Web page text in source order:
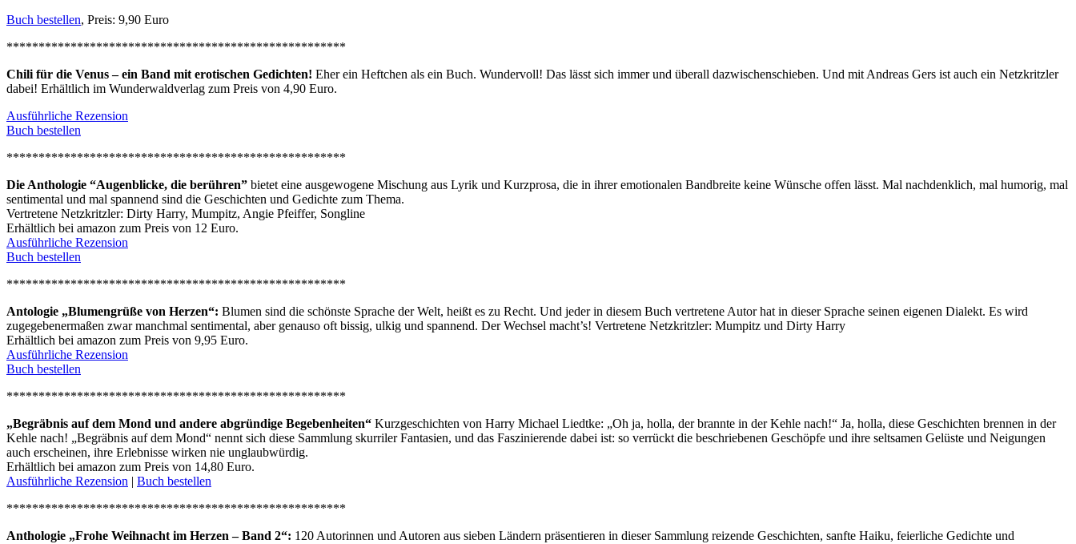
Buch bestellen, Preis: 9,90 Euro
*****************************************************
Chili für die Venus – ein Band mit erotischen Gedichten! Eher ein Heftchen als ein Buch. Wundervoll! Das lässt sich immer und überall dazwischenschieben. Und mit Andreas Gers ist auch ein Netzkritzler
dabei! Erhältlich im Wunderwaldverlag zum Preis von 4,90 Euro.
Ausführliche Rezension
Buch bestellen
*****************************************************
Die Anthologie “Augenblicke, die berühren” bietet eine ausgewogene Mischung aus Lyrik und Kurzprosa, die in ihrer emotionalen Bandbreite keine Wünsche offen lässt. Mal nachdenklich, mal humorig, mal
sentimental und mal spannend sind die Geschichten und Gedichte zum Thema.
Vertretene Netzkritzler: Dirty Harry, Mumpitz, Angie Pfeiffer, Songline
Erhältlich bei amazon zum Preis von 12 Euro.
Ausführliche Rezension
Buch bestellen
*****************************************************
Antologie „Blumengrüße von Herzen“: Blumen sind die schönste Sprache der Welt, heißt es zu Recht. Und jeder in diesem Buch vertretene Autor hat in dieser Sprache seinen eigenen Dialekt. Es wird
zugegebenermaßen zwar manchmal sentimental, aber genauso oft bissig, ulkig und spannend. Der Wechsel macht’s! Vertretene Netzkritzler: Mumpitz und Dirty Harry
Erhältlich bei amazon zum Preis von 9,95 Euro.
Ausführliche Rezension
Buch bestellen
*****************************************************
„Begräbnis auf dem Mond und andere abgründige Begebenheiten“ Kurzgeschichten von Harry Michael Liedtke: „Oh ja, holla, der brannte in der Kehle nach!“ Ja, holla, diese Geschichten brennen in der
Kehle nach! „Begräbnis auf dem Mond“ nennt sich diese Sammlung skurriler Fantasien, und das Faszinierende dabei ist: so verrückt die beschriebenen Geschöpfe und ihre seltsamen Gelüste und Neigungen
auch erscheinen, ihre Erlebnisse wirken nie unglaubwürdig.
Erhältlich bei amazon zum Preis von 14,80 Euro.
Ausführliche Rezension | Buch bestellen
*****************************************************
Anthologie „Frohe Weihnacht im Herzen – Band 2“: 120 Autorinnen und Autoren aus sieben Ländern präsentieren in dieser Sammlung reizende Geschichten, sanfte Haiku, feierliche Gedichte und